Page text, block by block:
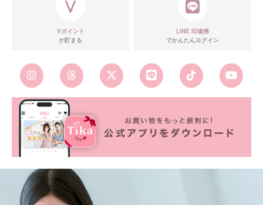
Vポイント
が貯まる
LINE ID連携
でかんたんログイン